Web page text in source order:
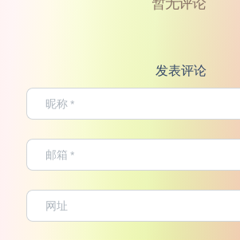
暂无评论
发表评论